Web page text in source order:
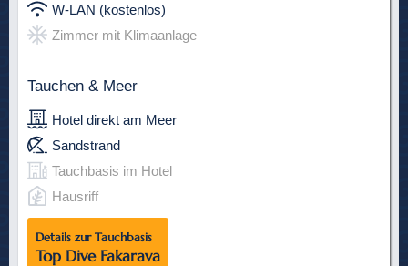
W-LAN (kostenlos)
Zimmer mit Klimaanlage
Tauchen & Meer
Hotel direkt am Meer
Sandstrand
Tauchbasis im Hotel
Hausriff
Details zur Tauchbasis
Top Dive Fakarava